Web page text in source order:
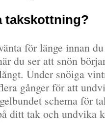
takskottning?
för länge innan
du ser att snön
Under snöiga
gånger för att
schema för
ditt tak och undvika